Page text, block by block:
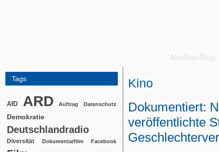
Medien-Blog
Tags
AfD ARD Auftrag Datenschutz
Demokratie
Deutschlandradio
Diversität Dokumentarfilm Facebook
Kino
Dokumentiert:
veröffentlichte